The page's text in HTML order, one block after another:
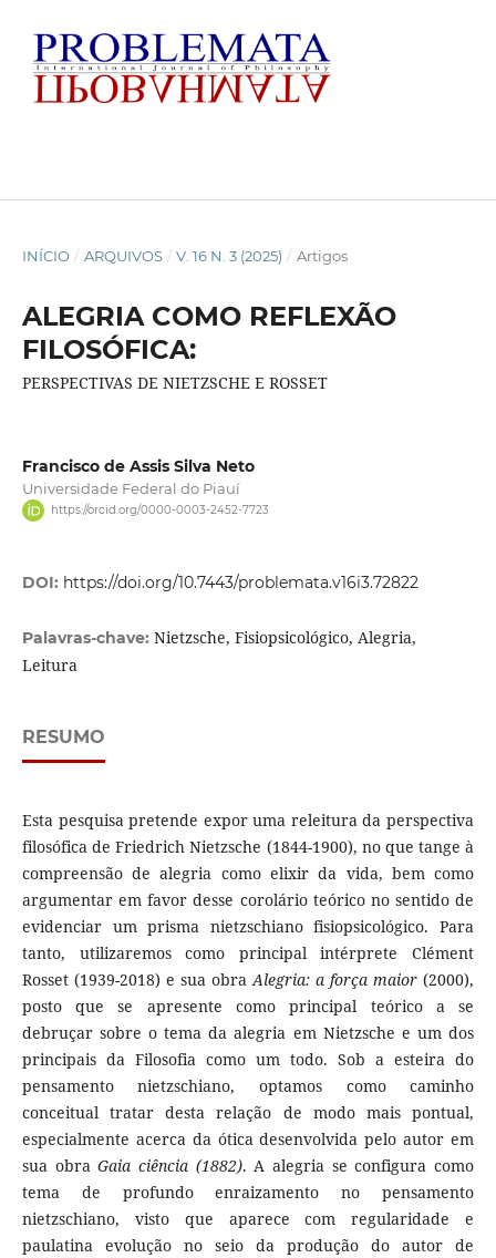
INÍCIO / ARQUIVOS / V. 16 N. 3 (2025) / Artigos
ALEGRIA COMO REFLEXÃO
FILOSÓFICA:
PERSPECTIVAS DE NIETZSCHE E ROSSET
Francisco de Assis Silva Neto
Universidade Federal do Piauí
https://orcid.org/0000-0003-2452-7723
DOI: https://doi.org/10.7443/problemata.v16i3.72822
Palavras-chave: Nietzsche, Fisiopsicológico, Alegria,
Leitura
RESUMO
Esta pesquisa pretende expor uma releitura da perspectiva
filosófica de Friedrich Nietzsche (1844-1900), no que tange à
compreensão de alegria como elixir da vida, bem como
argumentar em favor desse corolário teórico no sentido de
evidenciar um prisma nietzschiano fisiopsicológico. Para
tanto, utilizaremos como principal intérprete Clément
Rosset (1939-2018) e sua obraAlegria: a força maior (2000),
posto que se apresente como principal teórico a se
debruçar sobre o tema da alegria em Nietzsche e um dos
principais da Filosofia como um todo. Sob a esteira do
pensamento nietzschiano, optamos como caminho
conceitual tratar desta relação de modo mais pontual,
especialmente acerca da ótica desenvolvida pelo autor em
sua obraGaia ciência (1882). A alegria se configura como
tema de profundo enraizamento no pensamento
nietzschiano, visto que aparece com regularidade e
paulatina evolução no seio da produção do autor de